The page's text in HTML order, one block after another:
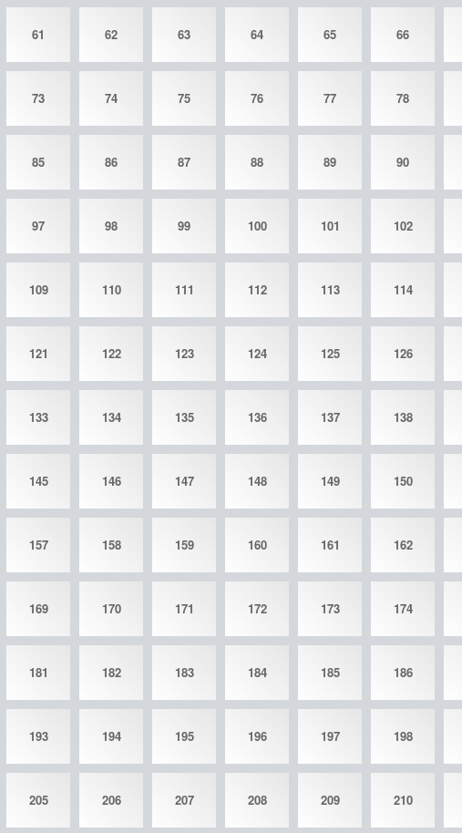
61 62 63 64 65 66
73 74 75 76 77 78
85 86 87 88 89 90
97 98 99 100 101 102
109 110 111 112 113 114
121 122 123 124 125 126
133 134 135 136 137 138
145 146 147 148 149 150
157 158 159 160 161 162
169 170 171 172 173 174
181 182 183 184 185 186
193 194 195 196 197 198
205 206 207 208 209 210